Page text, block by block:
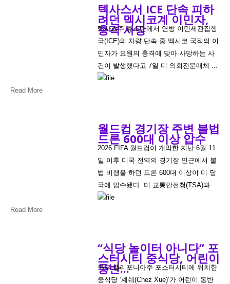
텍사스서 ICE 단속 피하
려던 멕시코계 이민자,
총격 사망
텍사스주 휴스턴에서 연방 이민세관집행
국(ICE)의 차량 단속 중 멕시코 국적의 이
민자가 요원의 총격에 맞아 사망하는 사
건이 발생했다고 7일 미 의회전문매체 ...
Read More
월드컵 경기장 주변 불법
드론 600대 이상 압수
2026 FIFA 월드컵이 개막한 지난 6월 11
일 이후 미국 전역의 경기장 인근에서 불
법 비행을 하던 드론 600대 이상이 미 당
국에 압수됐다. 미 교통안전청(TSA)과 ...
Read More
“식당 놀이터 아니다” 포
스터시티 중식당, 어린이
동반...
북부 캘리포니아주 포스터시티에 위치한
중식당 ‘셰쉐(Chez Xue)’가 어린이 동반